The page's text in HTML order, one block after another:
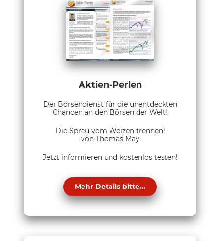
Aktien-Perlen
Der Börsendienst für die unentdeckten
Chancen an den Börsen der Welt!
Die Spreu vom Weizen trennen!
von Thomas May
Jetzt informieren und kostenlos testen!
Mehr Details bitte...